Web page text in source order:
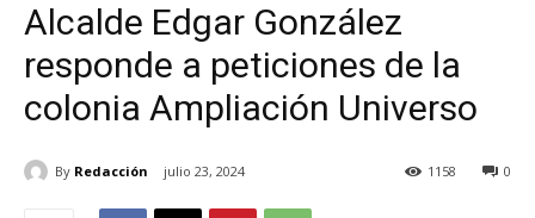
Alcalde Edgar González
responde a peticiones de la
colonia Ampliación Universo
By Redacción julio 23, 2024 0
1158